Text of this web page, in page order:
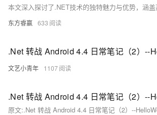
东方睿赢 633
文艺小青年 1107